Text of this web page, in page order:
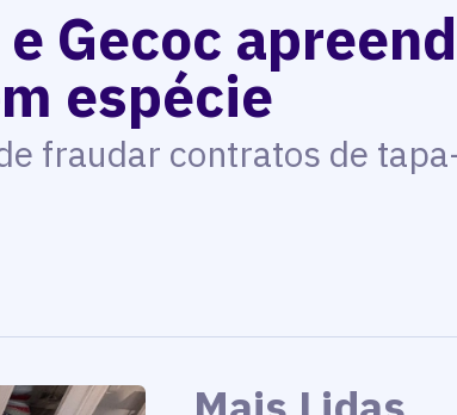
Gecoc
espécie
fraudar contratos de